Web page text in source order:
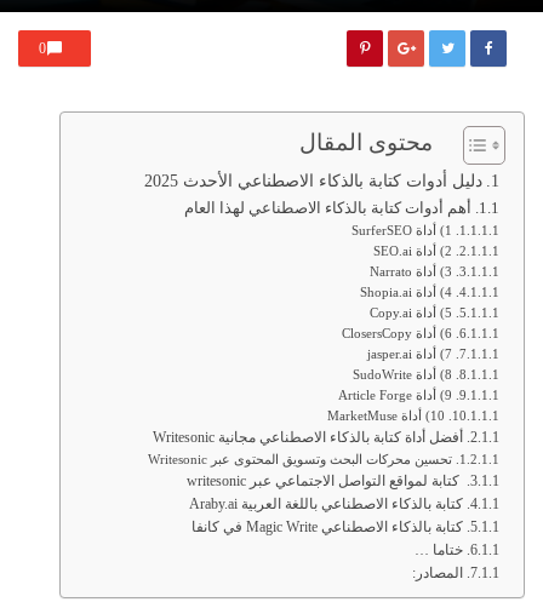
0
محتوى المقال
دليل أدوات كتابة بالذكاء الاصطناعي الأحدث 2025
أهم أدوات كتابة بالذكاء الاصطناعي لهذا العام
1) أداة SurferSEO
2) أداة SEO.ai
3) أداة Narrato
4) أداة Shopia.ai
5) أداة Copy.ai
6) أداة ClosersCopy
7) أداة jasper.ai
8) أداة SudoWrite
9) أداة Article Forge
10) أداة MarketMuse
أفضل أداة كتابة بالذكاء الاصطناعي مجانية Writesonic
تحسين محركات البحث وتسويق المحتوى عبر Writesonic
كتابة لمواقع التواصل الاجتماعي عبر writesonic
كتابة بالذكاء الاصطناعي باللغة العربية Araby.ai
كتابة بالذكاء الاصطناعي Magic Write في كانفا
ختاما …
المصادر: